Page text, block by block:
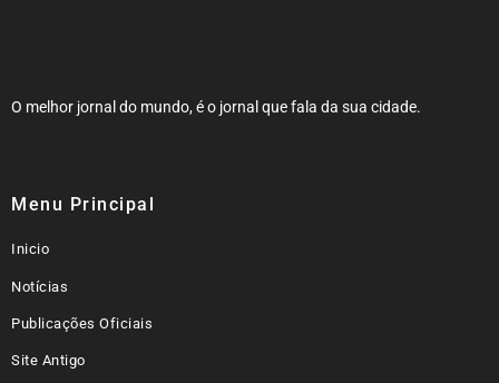
O melhor jornal do mundo, é o jornal que fala da sua cidade.
Menu Principal
Inicio
Notícias
Publicações Oficiais
Site Antigo